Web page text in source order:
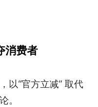
消费者
以“官方立减” 取代
。